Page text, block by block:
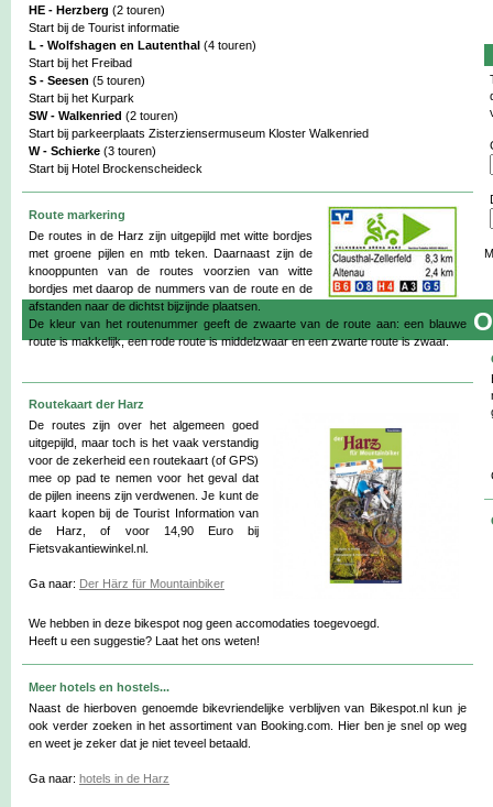
HE - Herzberg (2 touren)
Start bij de Tourist informatie
L - Wolfshagen en Lautenthal (4 touren)
Start bij het Freibad
S - Seesen (5 touren)
Start bij het Kurpark
SW - Walkenried (2 touren)
Start bij parkeerplaats Zisterziensermuseum Kloster Walkenried
W - Schierke (3 touren)
Start bij Hotel Brockenscheideck
Route markering
De routes in de Harz zijn uitgepijld met witte bordjes
met groene pijlen en mtb teken. Daarnaast zijn de
knooppunten van de routes voorzien van witte
bordjes met daarop de nummers van de route en de
afstanden naar de dichtst bijzijnde plaatsen.
De kleur van het routenummer geeft de zwaarte van de route aan: een blauwe
route is makkelijk, een rode route is middelzwaar en een zwarte route is zwaar.
Routekaart der Harz
De routes zijn over het algemeen goed
uitgepijld, maar toch is het vaak verstandig
voor de zekerheid een routekaart (of GPS)
mee op pad te nemen voor het geval dat
de pijlen ineens zijn verdwenen. Je kunt de
kaart kopen bij de Tourist Information van
de Harz, of voor 14,90 Euro bij
Fietsvakantiewinkel.nl.
Ga naar: Der Härz für Mountainbiker
We hebben in deze bikespot nog geen accomodaties toegevoegd.
Heeft u een suggestie? Laat het ons weten!
Meer hotels en hostels...
Naast de hierboven genoemde bikevriendelijke verblijven van Bikespot.nl kun je
ook verder zoeken in het assortiment van Booking.com. Hier ben je snel op weg
en weet je zeker dat je niet teveel betaald.
Ga naar: hotels in de Harz